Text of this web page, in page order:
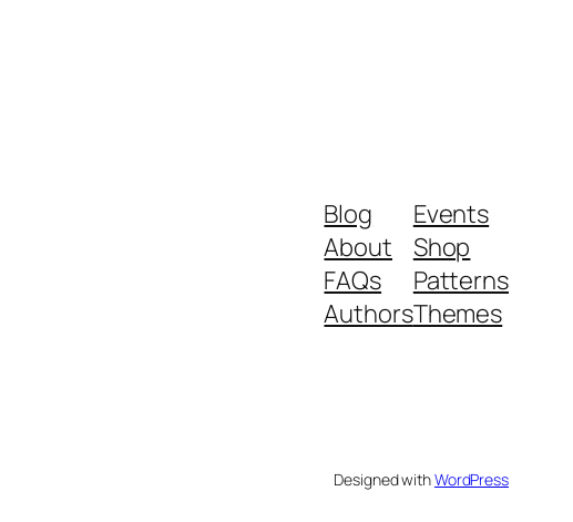
Blog
About
FAQs
Authors
Events
Shop
Patterns
Themes
Designed withWordPress